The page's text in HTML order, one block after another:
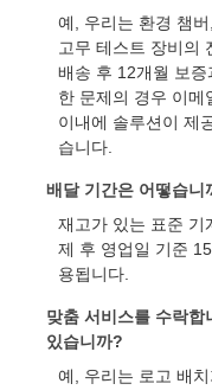
예, 우리는 환경 챔
고무 테스트 장비의
배송 후 12개월 보
한 문제의 경우 이
이내에 솔루션이 제
습니다.
배달 기간은 어떻습니
재고가 있는 표준 기
제 후 영업일 기준
용됩니다.
맞춤 서비스를 수락
있습니까?
예, 우리는 로고 배